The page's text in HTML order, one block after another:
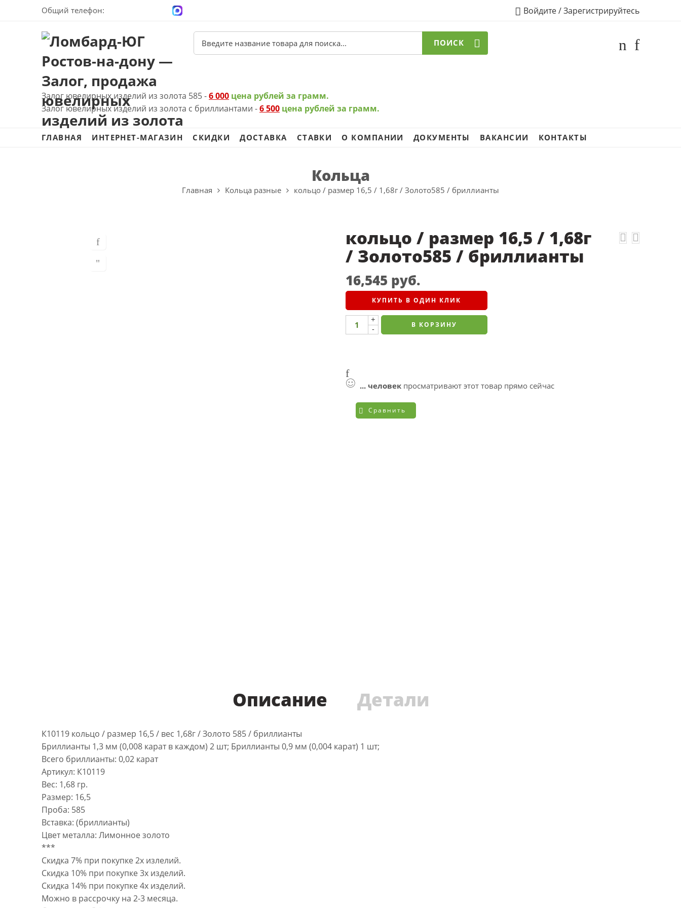
Общий телефон: Войдите / Зарегистрируйтесь
ПОИСК
Залог ювелирных изделий из золота 585 -6 000 цена рублей за грамм.
Залог ювелирных изделий из золота с бриллиантами -6 500 цена рублей за грамм.
ГЛАВНАЯ ИНТЕРНЕТ-МАГАЗИН СКИДКИ ДОСТАВКА СТАВКИ О КОМПАНИИ ДОКУМЕНТЫ ВАКАНСИИ КОНТАКТЫ
Кольца
Главная Кольца разные кольцо / размер 16,5 / 1,68г / Золото585 / бриллианты
кольцо / размер 16,5 / 1,68г
/ Золото585 / бриллианты
16,545 руб.
КУПИТЬ В ОДИН КЛИК
+
-
В КОРЗИНУ
... человек просматривают этот товар прямо сейчас
Сравнить
Описание Детали
К10119 кольцо / размер 16,5 / вес 1,68г / Золото 585 / бриллианты
Бриллианты 1,3 мм (0,008 карат в каждом) 2 шт; Бриллианты 0,9 мм (0,004 карат) 1 шт;
Всего бриллианты: 0,02 карат
Артикул: К10119
Вес: 1,68 гр.
Размер: 16,5
Проба: 585
Вставка: (бриллианты)
Цвет металла: Лимонное золото
***
Скидка 7% при покупке 2х излелий.
Скидка 10% при покупке 3х изделий.
Скидка 14% при покупке 4х изделий.
Можно в рассрочку на 2-3 месяца.